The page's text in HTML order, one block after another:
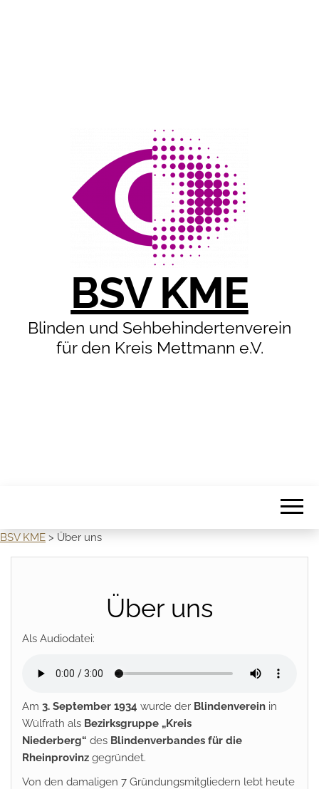
BSV KME
Blinden und Sehbehindertenverein
für den Kreis Mettmann e.V.
BSV KME > Über uns
Über uns
Als Audiodatei:
Am 3. September 1934 wurde der Blindenverein in
Wülfrath als Bezirksgruppe „Kreis
Niederberg“ des Blindenverbandes für die
Rheinprovinz gegründet.
Von den damaligen 7 Gründungsmitgliedern lebt heute